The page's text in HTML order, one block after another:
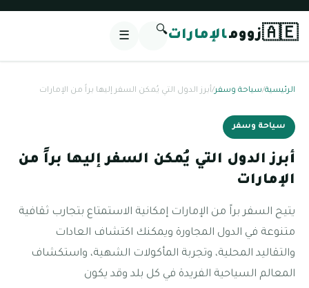
🇦🇪زوومالإمارات🔍
☰
الرئيسية/سياحة وسفر/أبرز الدول التي يُمكن السفر إليها براً من الإمارات
سياحة وسفر
أبرز الدول التي يُمكن السفر إليها براً من
الإمارات
يتيح السفر براً من الإمارات إمكانية الاستمتاع بتجارب ثقافية
متنوعة في الدول المجاورة ويمكنك اكتشاف العادات
والتقاليد المحلية، وتجربة المأكولات الشهية، واستكشاف
المعالم السياحية الفريدة في كل بلد وقد يكون